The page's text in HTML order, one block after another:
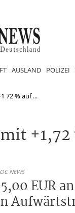
AUSLAND POLIZEI
72 % auf ...
+1,72
NEWS
EUR